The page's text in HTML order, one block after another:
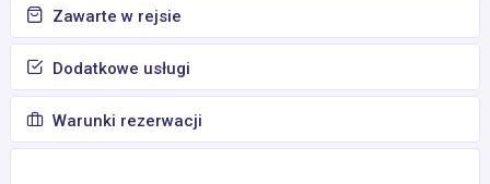
Zawarte w rejsie
Dodatkowe usługi
Warunki rezerwacji